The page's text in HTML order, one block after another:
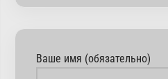
Ваше имя (обязательно)